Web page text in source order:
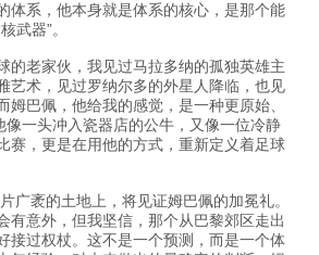
体系，他本身就是体系的核心，是那个能
武器”。
的老家伙，我见过马拉多纳的孤独英雄主
艺术，见过罗纳尔多的外星人降临，也见
姆巴佩，他给我的感觉，是一种更原始、
像一头冲入瓷器店的公牛，又像一位冷静
赛，更是在用他的方式，重新定义着足球
广袤的土地上，将见证姆巴佩的加冕礼。
有意外，但我坚信，那个从巴黎郊区走出
接过权杖。这不是一个预测，而是一个体